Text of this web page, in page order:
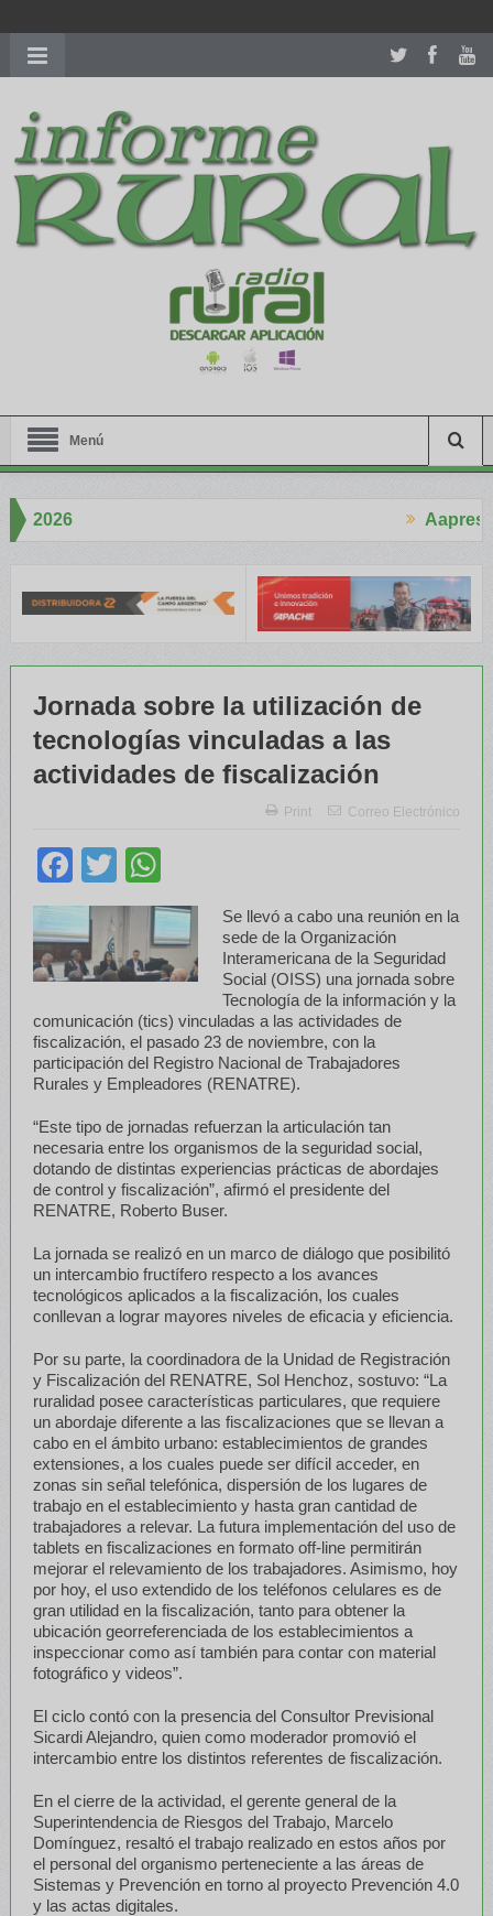
richardmillereplica
women.patekphilippe.tofor sale in usa recognized command with
dining room table ceremony. welcome to our
perfectwatches.is
shop. best youngsexdoll.comwith professional customer
services. 1: 1 design high
https://reallydiamond.com/
Menú
Jornada sobre la utilización de
tecnologías vinculadas a las
actividades de fiscalización
Print Correo Electrónico
Facebook
Twitter
Se llevó a cabo una reunión en la
sede de la Organización
Interamericana de la Seguridad
Social (OISS) una jornada sobre
Tecnología de la información y la
comunicación (tics) vinculadas a las actividades de
fiscalización, el pasado 23 de noviembre, con la
participación del Registro Nacional de Trabajadores
Rurales y Empleadores (RENATRE).
“Este tipo de jornadas refuerzan la articulación tan
necesaria entre los organismos de la seguridad social,
dotando de distintas experiencias prácticas de abordajes
de control y fiscalización”, afirmó el presidente del
RENATRE, Roberto Buser.
La jornada se realizó en un marco de diálogo que posibilitó
un intercambio fructífero respecto a los avances
tecnológicos aplicados a la fiscalización, los cuales
conllevan a lograr mayores niveles de eficacia y eficiencia.
Por su parte, la coordinadora de la Unidad de Registración
y Fiscalización del RENATRE, Sol Henchoz, sostuvo: “La
ruralidad posee características particulares, que requiere
un abordaje diferente a las fiscalizaciones que se llevan a
cabo en el ámbito urbano: establecimientos de grandes
extensiones, a los cuales puede ser difícil acceder, en
zonas sin señal telefónica, dispersión de los lugares de
trabajo en el establecimiento y hasta gran cantidad de
trabajadores a relevar. La futura implementación del uso de
tablets en fiscalizaciones en formato off-line permitirán
mejorar el relevamiento de los trabajadores. Asimismo, hoy
por hoy, el uso extendido de los teléfonos celulares es de
gran utilidad en la fiscalización, tanto para obtener la
ubicación georreferenciada de los establecimientos a
inspeccionar como así también para contar con material
fotográfico y videos”.
El ciclo contó con la presencia del Consultor Previsional
Sicardi Alejandro, quien como moderador promovió el
intercambio entre los distintos referentes de fiscalización.
En el cierre de la actividad, el gerente general de la
Superintendencia de Riesgos del Trabajo, Marcelo
Domínguez, resaltó el trabajo realizado en estos años por
el personal del organismo perteneciente a las áreas de
Sistemas y Prevención en torno al proyecto Prevención 4.0
y las actas digitales.